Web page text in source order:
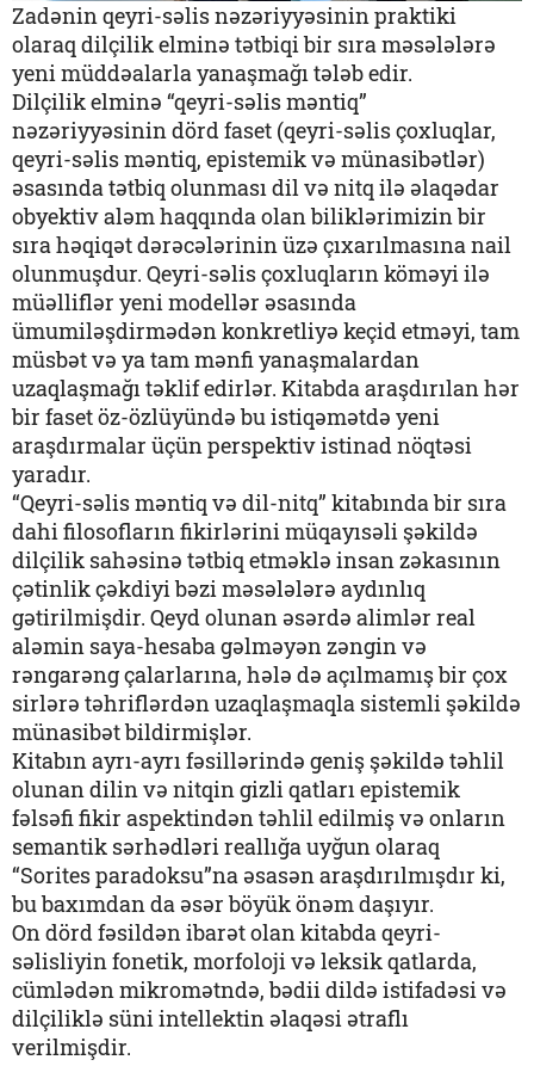
Zadənin qeyri-səlis nəzəriyyəsinin praktiki
olaraq dilçilik elminə tətbiqi bir sıra məsələlərə
yeni müddəalarla yanaşmağı tələb edir.
Dilçilik elminə “qeyri-səlis məntiq”
nəzəriyyəsinin dörd faset (qeyri-səlis çoxluqlar,
qeyri-səlis məntiq, epistemik və münasibətlər)
əsasında tətbiq olunması dil və nitq ilə əlaqədar
obyektiv aləm haqqında olan biliklərimizin bir
sıra həqiqət dərəcələrinin üzə çıxarılmasına nail
olunmuşdur. Qeyri-səlis çoxluqların köməyi ilə
müəlliflər yeni modellər əsasında
ümumiləşdirmədən konkretliyə keçid etməyi, tam
müsbət və ya tam mənfi yanaşmalardan
uzaqlaşmağı təklif edirlər. Kitabda araşdırılan hər
bir faset öz-özlüyündə bu istiqəmətdə yeni
araşdırmalar üçün perspektiv istinad nöqtəsi
yaradır.
“Qeyri-səlis məntiq və dil-nitq” kitabında bir sıra
dahi filosofların fikirlərini müqayısəli şəkildə
dilçilik sahəsinə tətbiq etməklə insan zəkasının
çətinlik çəkdiyi bəzi məsələlərə aydınlıq
gətirilmişdir. Qeyd olunan əsərdə alimlər real
aləmin saya-hesaba gəlməyən zəngin və
rəngarəng çalarlarına, hələ də açılmamış bir çox
sirlərə təhriflərdən uzaqlaşmaqla sistemli şəkildə
münasibət bildirmişlər.
Kitabın ayrı-ayrı fəsillərində geniş şəkildə təhlil
olunan dilin və nitqin gizli qatları epistemik
fəlsəfi fikir aspektindən təhlil edilmiş və onların
semantik sərhədləri reallığa uyğun olaraq
“Sorites paradoksu”na əsasən araşdırılmışdır ki,
bu baxımdan da əsər böyük önəm daşıyır.
On dörd fəsildən ibarət olan kitabda qeyri-
səlisliyin fonetik, morfoloji və leksik qatlarda,
cümlədən mikromətndə, bədii dildə istifadəsi və
dilçiliklə süni intellektin əlaqəsi ətraflı
verilmişdir.